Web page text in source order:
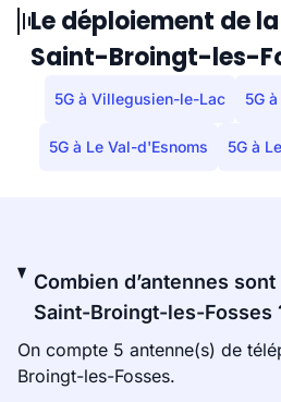
Le déploiement de
Saint-Broingt-les-
5G à Villegusien-le-Lac 5G
5G à Le Val-d'Esnoms 5G à
Combien d’antennes
Saint-Broingt-les-Fosses
On compte 5 antenne(s) de
Broingt-les-Fosses.